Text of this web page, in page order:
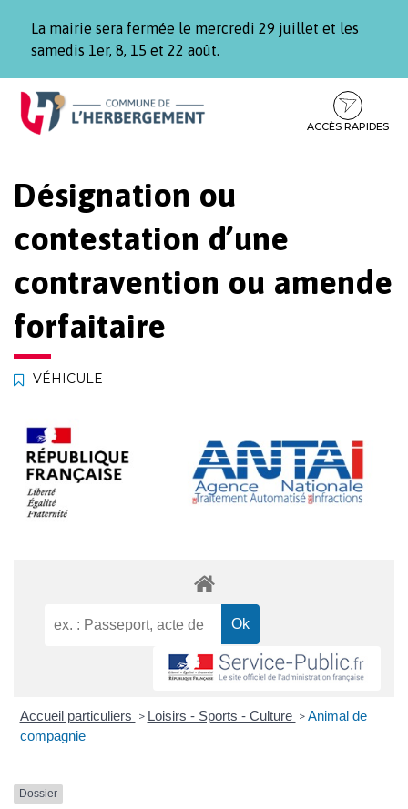
La mairie sera fermée le mercredi 29 juillet et les
samedis 1er, 8, 15 et 22 août.
Aller
Aller
contenu
Aller
pied
ACCÈS RAPIDES
Désignation ou
contestation d’une
contravention ou amende
forfaitaire
VÉHICULE
Accueil particuliers > Loisirs - Sports - Culture > Animal de
compagnie
Dossier